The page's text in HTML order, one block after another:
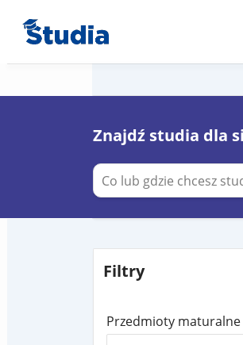
Znajdź studia dla
Filtry
Przedmioty maturalne